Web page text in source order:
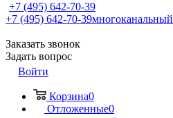
+7 (495) 642-70-39
+7 (495) 642-70-39многоканальный
Заказать звонок
Задать вопрос
Войти
Корзина0
Отложенные0